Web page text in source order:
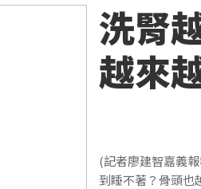
洗腎
越來
(記者廖建智嘉義
到睡不著？骨頭也